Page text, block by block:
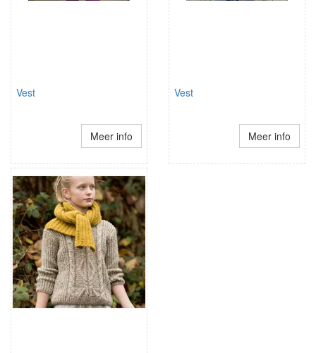
Vest
Meer info
Vest
Meer info